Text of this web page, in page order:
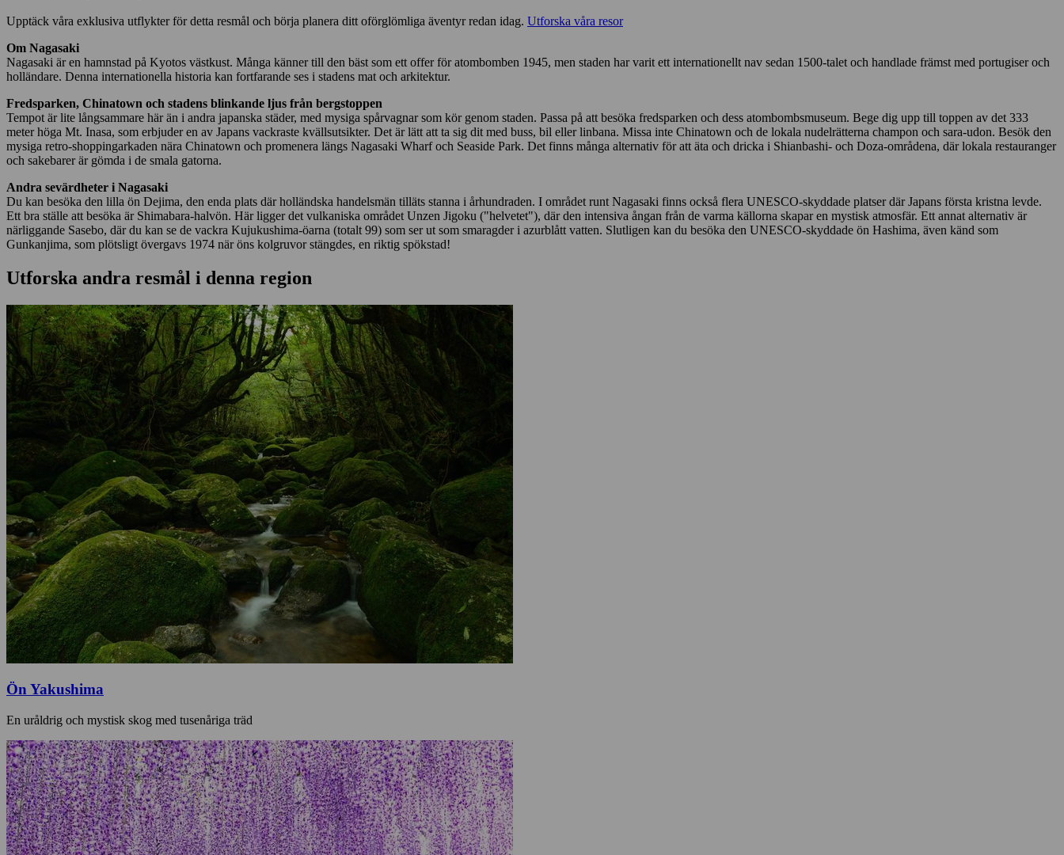
Upptäck våra exklusiva utflykter för detta resmål och börja planera ditt oförglömliga äventyr redan idag. Utforska våra resor
Om Nagasaki
Nagasaki är en hamnstad på Kyotos västkust. Många känner till den bäst som ett offer för atombomben 1945, men staden har varit ett internationellt nav sedan 1500-talet och handlade främst med portugiser och
holländare. Denna internationella historia kan fortfarande ses i stadens mat och arkitektur.
Fredsparken, Chinatown och stadens blinkande ljus från bergstoppen
Tempot är lite långsammare här än i andra japanska städer, med mysiga spårvagnar som kör genom staden. Passa på att besöka fredsparken och dess atombombsmuseum. Bege dig upp till toppen av det 333
meter höga Mt. Inasa, som erbjuder en av Japans vackraste kvällsutsikter. Det är lätt att ta sig dit med buss, bil eller linbana. Missa inte Chinatown och de lokala nudelrätterna champon och sara-udon. Besök den
mysiga retro-shoppingarkaden nära Chinatown och promenera längs Nagasaki Wharf och Seaside Park. Det finns många alternativ för att äta och dricka i Shianbashi- och Doza-områdena, där lokala restauranger
och sakebarer är gömda i de smala gatorna.
Andra sevärdheter i Nagasaki
Du kan besöka den lilla ön Dejima, den enda plats där holländska handelsmän tilläts stanna i århundraden. I området runt Nagasaki finns också flera UNESCO-skyddade platser där Japans första kristna levde.
Ett bra ställe att besöka är Shimabara-halvön. Här ligger det vulkaniska området Unzen Jigoku ("helvetet"), där den intensiva ångan från de varma källorna skapar en mystisk atmosfär. Ett annat alternativ är
närliggande Sasebo, där du kan se de vackra Kujukushima-öarna (totalt 99) som ser ut som smaragder i azurblått vatten. Slutligen kan du besöka den UNESCO-skyddade ön Hashima, även känd som
Gunkanjima, som plötsligt övergavs 1974 när öns kolgruvor stängdes, en riktig spökstad!
Utforska andra resmål i denna region
Ön Yakushima
En uråldrig och mystisk skog med tusenåriga träd